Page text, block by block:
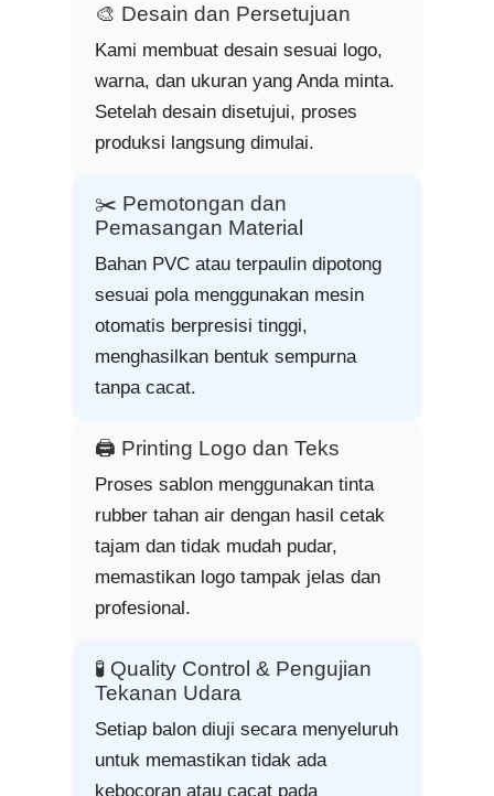
🎨 Desain dan Persetujuan
Kami membuat desain sesuai logo,
warna, dan ukuran yang Anda minta.
Setelah desain disetujui, proses
produksi langsung dimulai.
✂️ Pemotongan dan
Pemasangan Material
Bahan PVC atau terpaulin dipotong
sesuai pola menggunakan mesin
otomatis berpresisi tinggi,
menghasilkan bentuk sempurna
tanpa cacat.
🖨️ Printing Logo dan Teks
Proses sablon menggunakan tinta
rubber tahan air dengan hasil cetak
tajam dan tidak mudah pudar,
memastikan logo tampak jelas dan
profesional.
🧪 Quality Control & Pengujian
Tekanan Udara
Setiap balon diuji secara menyeluruh
untuk memastikan tidak ada
kebocoran atau cacat pada